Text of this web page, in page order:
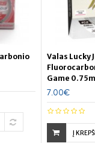
Valas Lucky
Game
7.00€
Į